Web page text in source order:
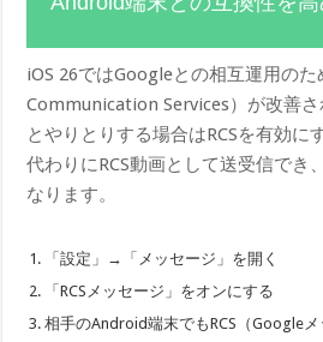
iOS 26ではGoogleとの相互運用のた
Communication Services）が改善
とやりとりする場合はRCSを有効に
代わりにRCS動画として送受信でき
なります。
「設定」→「メッセージ」を開く
「RCSメッセージ」をオンにする
相手のAndroid端末でもRCS（Google